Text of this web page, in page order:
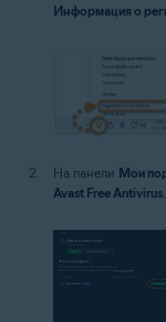
Информация о
На панели Мои
Avast Free Antivirus